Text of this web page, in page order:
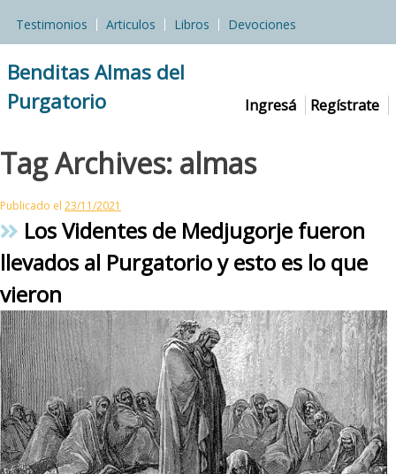
Testimonios Articulos Libros Devociones
Benditas Almas del
Purgatorio
Ingresá Regístrate
Tag Archives: almas
Publicado el 23/11/2021
Los Videntes de Medjugorje fueron
llevados al Purgatorio y esto es lo que
vieron